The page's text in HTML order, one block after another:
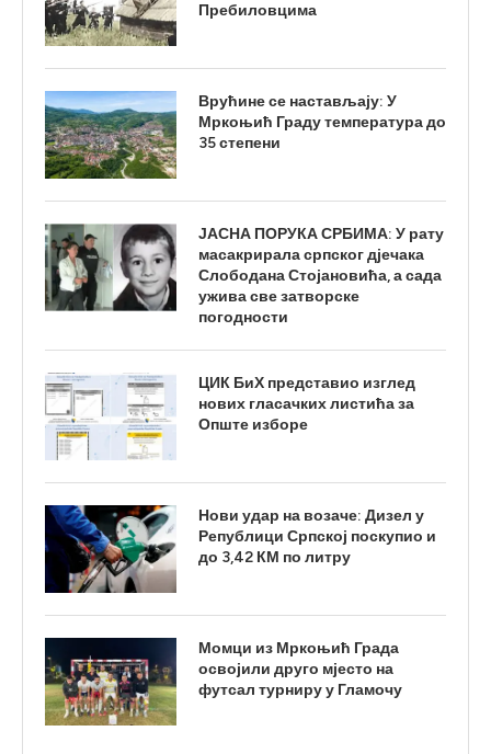
Пребиловцима
Врућине се настављају: У
Мркоњић Граду температура до
35 степени
ЈАСНА ПОРУКА СРБИМА: У рату
масакрирала српског дјечака
Слободана Стојановића, а сада
ужива све затворске
погодности
ЦИК БиХ представио изглед
нових гласачких листића за
Опште изборе
Нови удар на возаче: Дизел у
Републици Српској поскупио и
до 3,42 КМ по литру
Момци из Мркоњић Града
освојили друго мјесто на
футсал турниру у Гламочу